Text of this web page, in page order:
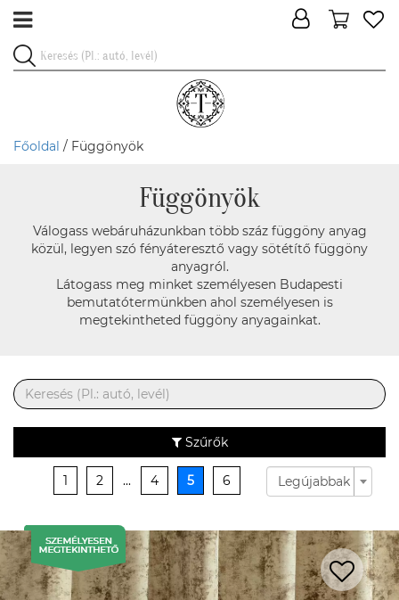
Főoldal / Függönyök
Függönyök
Válogass webáruházunkban több száz függöny anyag
közül, legyen szó fényáteresztő vagy sötétítő függöny
anyagról.
Látogass meg minket személyesen Budapesti
bemutatótermünkben ahol személyesen is
megtekintheted függöny anyagainkat.
Szűrők
1 2 ... 4 5 6 Legújabbak